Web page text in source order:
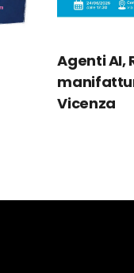
Agenti AI,
Vicenza